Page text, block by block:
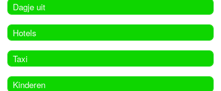
Dagje uit
Hotels
Taxi
Kinderen